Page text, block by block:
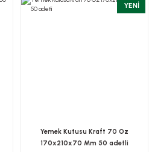
YENİ
Yemek Kutusu Kraft 70 Oz
170x210x70 Mm 50 adetli